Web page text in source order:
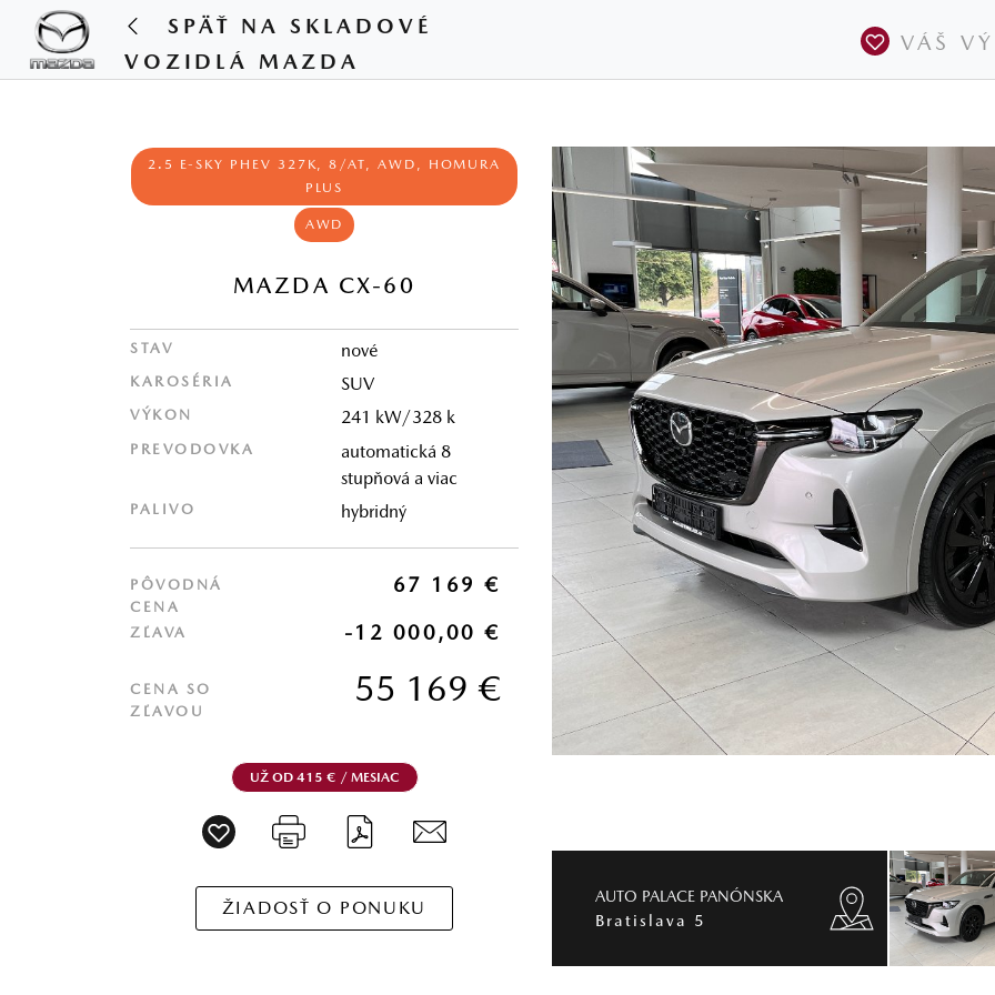
SPÄŤ NA SKLADOVÉ
VOZIDLÁ MAZDA
VÁŠ
2.5 E-SKY PHEV 327K, 8/AT, AWD, HOMURA
PLUS
AWD
MAZDA CX-60
STAV nové
KAROSÉRIA SUV
VÝKON 241 kW/328 k
PREVODOVKA
automatická 8
stupňová a viac
PALIVO hybridný
PÔVODNÁ
CENA
67 169 €
ZĽAVA -12 000,00 €
CENA SO
ZĽAVOU
55 169 €
UŽ OD 415 € / MESIAC
ŽIADOSŤ O PONUKU
AUTO PALACE PANÓNSKA
Bratislava 5